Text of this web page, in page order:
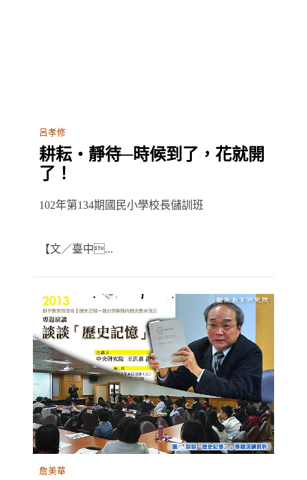
呂孝修
耕耘‧靜待─時候到了，花就開
了！
102年第134期國民小學校長儲訓班
【文／臺中...
詹美華